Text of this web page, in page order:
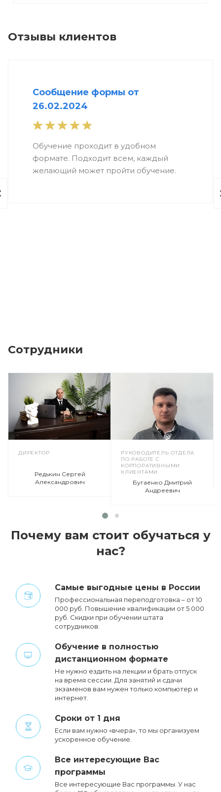
Отзывы клиентов
Сообщение формы от
26.02.2024
Обучение проходит в удобном
формате. Подходит всем, каждый
желающий может пройти обучение.
Сотрудники
ДИРЕКТОР
Редькин Сергей
Александрович
РУКОВОДИТЕЛЬ ОТДЕЛА
ПО РАБОТЕ С
КОРПОРАТИВНЫМИ
КЛИЕНТАМИ
Бугаенко Дмитрий
Андреевич
Почему вам стоит обучаться у
нас?
Cамые выгодные цены в России
Профессиональная переподготовка – от 10
000 руб. Повышение квалификации от 5 000
руб. Cкидки при обучении штата
сотрудников.
Обучение в полностью
дистанционном формате
Не нужно ездить на лекции и брать отпуск
на время сессии. Для занятий и сдачи
экзаменов вам нужен только компьютер и
интернет.
Сроки от 1 дня
Если вам нужно «вчера», то мы организуем
ускоренное обучение.
Все интересующие Вас
программы
Все интересующие Вас программы. У нас